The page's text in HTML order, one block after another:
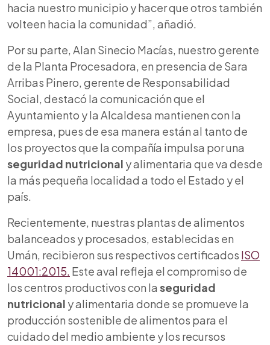
hacia nuestro municipio y hacer que otros también
volteen hacia la comunidad”, añadió.
Por su parte, Alan Sinecio Macías, nuestro gerente
de la Planta Procesadora, en presencia de Sara
Arribas Pinero, gerente de Responsabilidad
Social, destacó la comunicación que el
Ayuntamiento y la Alcaldesa mantienen con la
empresa, pues de esa manera están al tanto de
los proyectos que la compañía impulsa por una
seguridad nutricional y alimentaria que va desde
la más pequeña localidad a todo el Estado y el
país.
Recientemente, nuestras plantas de alimentos
balanceados y procesados, establecidas en
Umán, recibieron sus respectivos certificados ISO
14001:2015. Este aval refleja el compromiso de
los centros productivos con la seguridad
nutricional y alimentaria donde se promueve la
producción sostenible de alimentos para el
cuidado del medio ambiente y los recursos